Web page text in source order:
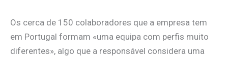
Os cerca de 150 colaboradores que a empresa tem
em Portugal formam «uma equipa com perfis muito
diferentes», algo que a responsável considera uma